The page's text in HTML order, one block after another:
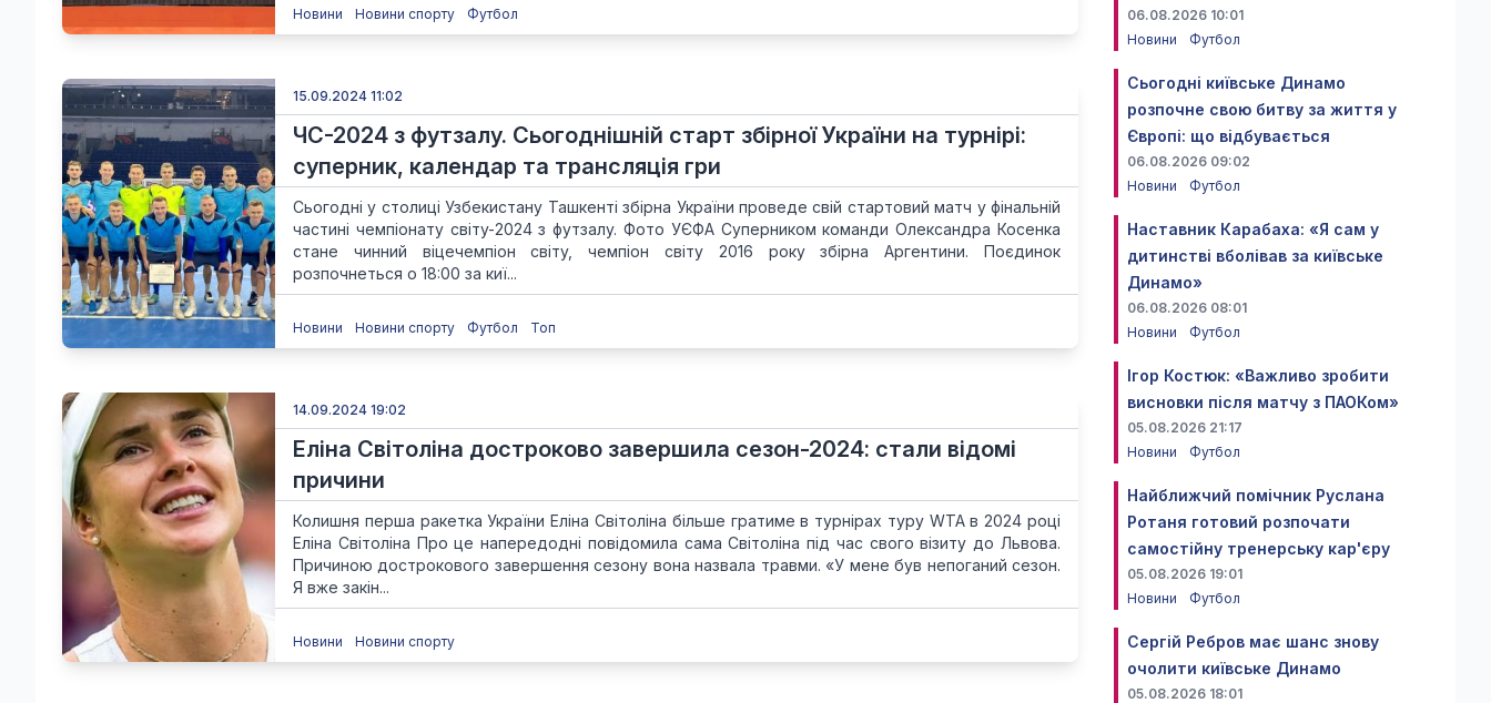
Новини Новини спорту Футбол
15.09.2024 11:02
ЧС-2024 з футзалу. Сьогоднішній старт збірної України на турнірі:
суперник, календар та трансляція гри
Сьогодні у столиці Узбекистану Ташкенті збірна України проведе свій стартовий матч у фінальній
частині чемпіонату світу-2024 з футзалу. Фото УЄФА Суперником команди Олександра Косенка
стане чинний віцечемпіон світу, чемпіон світу 2016 року збірна Аргентини. Поєдинок
розпочнеться о 18:00 за киї...
Новини Новини спорту Футбол Топ
14.09.2024 19:02
Еліна Світоліна достроково завершила сезон-2024: стали відомі
причини
Колишня перша ракетка України Еліна Світоліна більше гратиме в турнірах туру WTA в 2024 році
Еліна Світоліна Про це напередодні повідомила сама Світоліна під час свого візиту до Львова.
Причиною дострокового завершення сезону вона назвала травми. «У мене був непоганий сезон.
Я вже закін...
Новини Новини спорту
06.08.2026 10:01
Новини
Футбол
Сьогодні київське Динамо
розпочне свою битву за життя у
Європі: що відбувається
06.08.2026 09:02
Новини
Футбол
Наставник Карабаха: «Я сам у
дитинстві вболівав за київське
Динамо»
06.08.2026 08:01
Новини
Футбол
Ігор Костюк: «Важливо зробити
висновки після матчу з ПАОКом»
05.08.2026 21:17
Новини
Футбол
Найближчий помічник Руслана
Ротаня готовий розпочати
самостійну тренерську кар'єру
05.08.2026 19:01
Новини
Футбол
Сергій Ребров має шанс знову
очолити київське Динамо
05.08.2026 18:01